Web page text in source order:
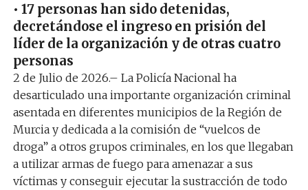
• 17 personas han sido detenidas,
decretándose el ingreso en prisión del
líder de la organización y de otras cuatro
personas
2 de Julio de 2026.– La Policía Nacional ha
desarticulado una importante organización criminal
asentada en diferentes municipios de la Región de
Murcia y dedicada a la comisión de “vuelcos de
droga” a otros grupos criminales, en los que llegaban
a utilizar armas de fuego para amenazar a sus
víctimas y conseguir ejecutar la sustracción de todo